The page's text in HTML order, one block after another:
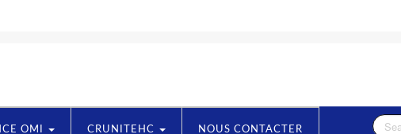
OMI CRUNITEHC NOUS CONTACTER